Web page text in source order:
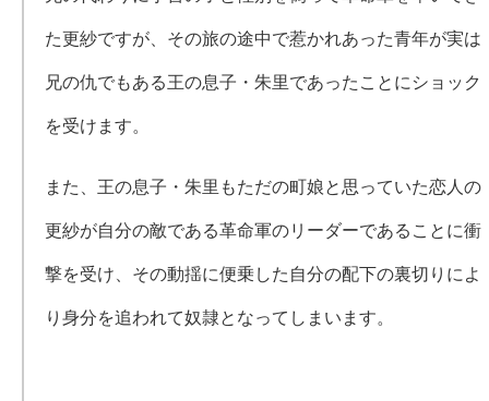
た更紗ですが、その旅の途中で惹かれあった青年が実は
兄の仇でもある王の息子・朱里であったことにショック
を受けます。
また、王の息子・朱里もただの町娘と思っていた恋人の
更紗が自分の敵である革命軍のリーダーであることに衝
撃を受け、その動揺に便乗した自分の配下の裏切りによ
り身分を追われて奴隷となってしまいます。